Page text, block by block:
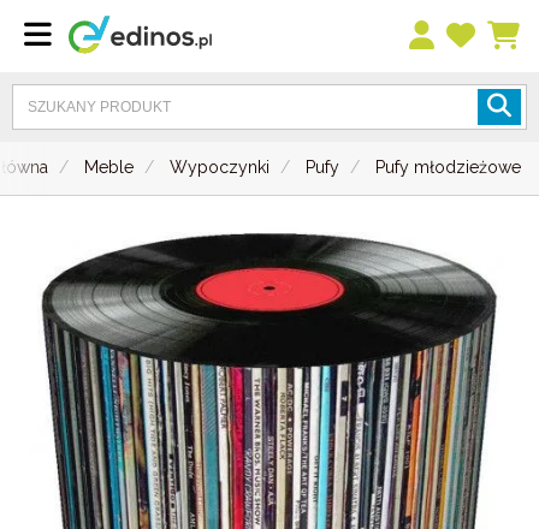
Meble Wypoczynki Pufy Pufy młodzieżowe